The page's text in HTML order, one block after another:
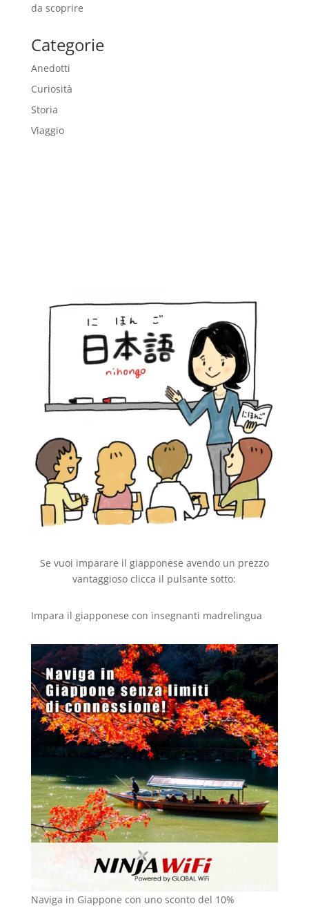
da scoprire
Categorie
Anedotti
Curiosità
Storia
Viaggio
Se vuoi imparare il giapponese avendo un prezzo
vantaggioso clicca il pulsante sotto:
Impara il giapponese con insegnanti madrelingua
Naviga in Giappone con uno sconto del 10%